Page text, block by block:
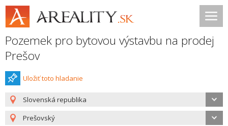
Pozemek pro bytovou výstavbu na prodej
Prešov
Uložiť toto hladanie
Slovenská republika
Prešovský